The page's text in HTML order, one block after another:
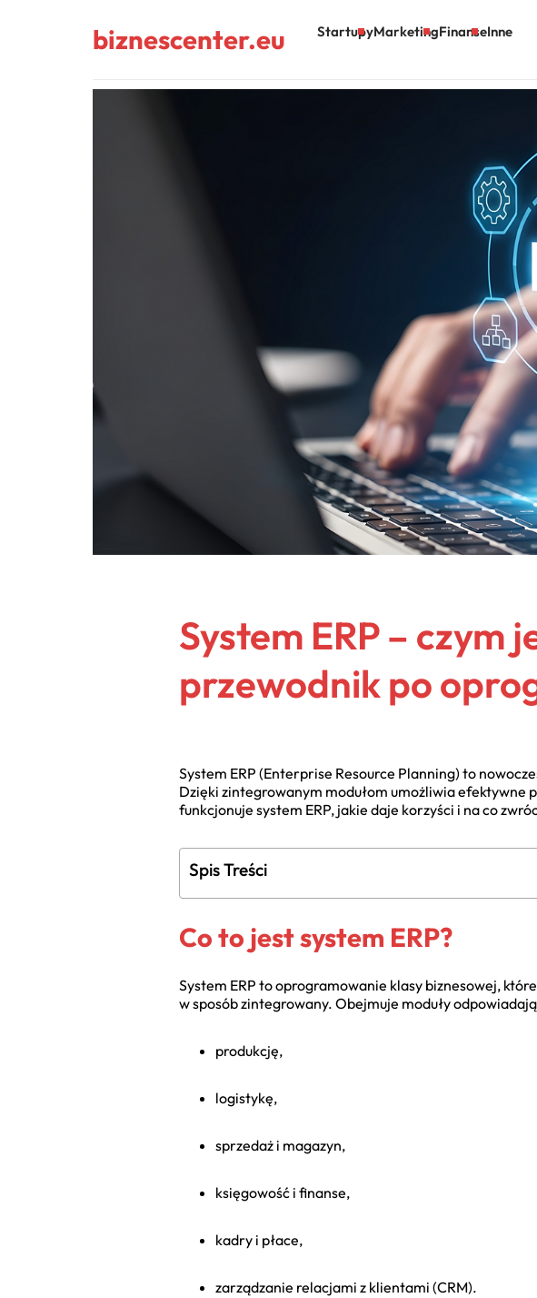
biznescenter.eu StartupyMarketingFinanseInne
System ERP – czym
przewodnik po
System ERP (Enterprise Resource Planning) to
Dzięki zintegrowanym modułom umożliwia efektywne
funkcjonuje system ERP, jakie daje korzyści i na co
Spis Treści
Co to jest system ERP?
System ERP to oprogramowanie klasy biznesowej,
w sposób zintegrowany. Obejmuje moduły
produkcję,
logistykę,
sprzedaż i magazyn,
księgowość i finanse,
kadry i płace,
zarządzanie relacjami z klientami (CRM).